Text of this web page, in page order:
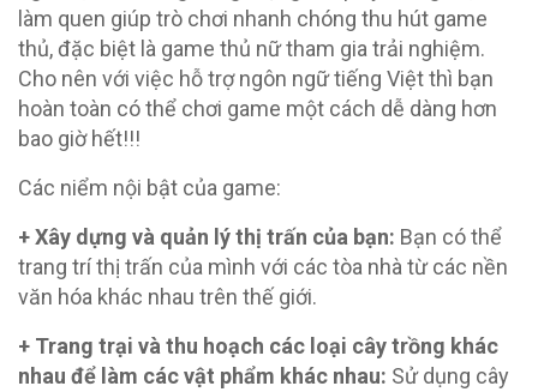
làm quen giúp trò chơi nhanh chóng thu hút game
thủ, đặc biệt là game thủ nữ tham gia trải nghiệm.
Cho nên với việc hỗ trợ ngôn ngữ tiếng Việt thì bạn
hoàn toàn có thể chơi game một cách dễ dàng hơn
bao giờ hết!!!
Các niểm nội bật của game:
+ Xây dựng và quản lý thị trấn của bạn: Bạn có thể
trang trí thị trấn của mình với các tòa nhà từ các nền
văn hóa khác nhau trên thế giới.
+ Trang trại và thu hoạch các loại cây trồng khác
nhau để làm các vật phẩm khác nhau: Sử dụng cây